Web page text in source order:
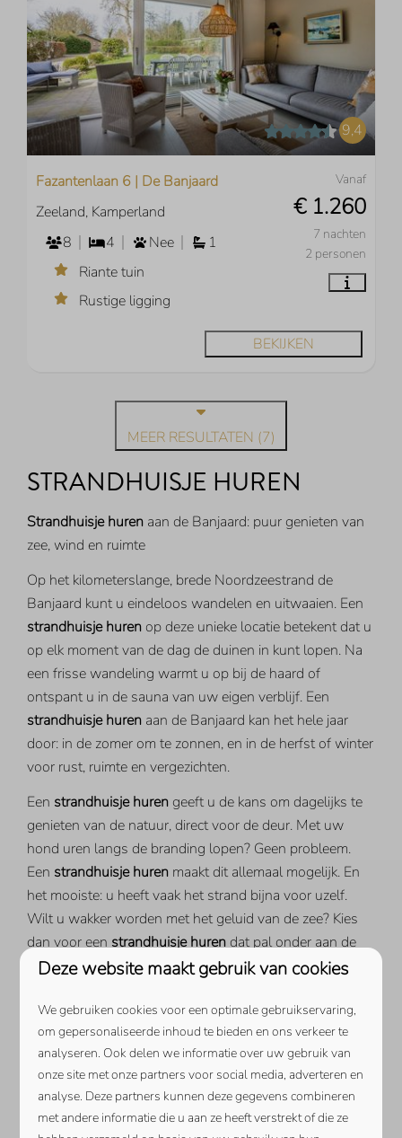
9,4
Vanaf
€ 1.260
7 nachten
2 personen
Fazantenlaan 6 | De Banjaard
Zeeland, Kamperland
8
4 Nee
1
Riante tuin
Rustige ligging
BEKIJKEN
MEER RESULTATEN (7)
STRANDHUISJE HUREN
Strandhuisje huren aan de Banjaard: puur genieten van
zee, wind en ruimte
Op het kilometerslange, brede Noordzeestrand de
Banjaard kunt u eindeloos wandelen en uitwaaien. Een
strandhuisje huren op deze unieke locatie betekent dat u
op elk moment van de dag de duinen in kunt lopen. Na
een frisse wandeling warmt u op bij de haard of
ontspant u in de sauna van uw eigen verblijf. Een
strandhuisje huren aan de Banjaard kan het hele jaar
door: in de zomer om te zonnen, en in de herfst of winter
voor rust, ruimte en vergezichten.
Een strandhuisje huren geeft u de kans om dagelijks te
genieten van de natuur, direct voor de deur. Met uw
hond uren langs de branding lopen? Geen probleem.
Een strandhuisje huren maakt dit allemaal mogelijk. En
het mooiste: u heeft vaak het strand bijna voor uzelf.
Wilt u wakker worden met het geluid van de zee? Kies
dan voor een strandhuisje huren dat pal onder aan de
duinen ligt.
Deze website maakt gebruik van cookies
We gebruiken cookies voor een optimale gebruikservaring,
om gepersonaliseerde inhoud te bieden en ons verkeer te
analyseren. Ook delen we informatie over uw gebruik van
onze site met onze partners voor social media, adverteren en
analyse. Deze partners kunnen deze gegevens combineren
met andere informatie die u aan ze heeft verstrekt of die ze